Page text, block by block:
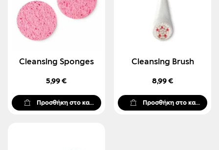
Cleansing Sponges
5,99 €
Προσθήκη στο καλάθι
Cleansing Brush
8,99 €
Προσθήκη στο καλάθι